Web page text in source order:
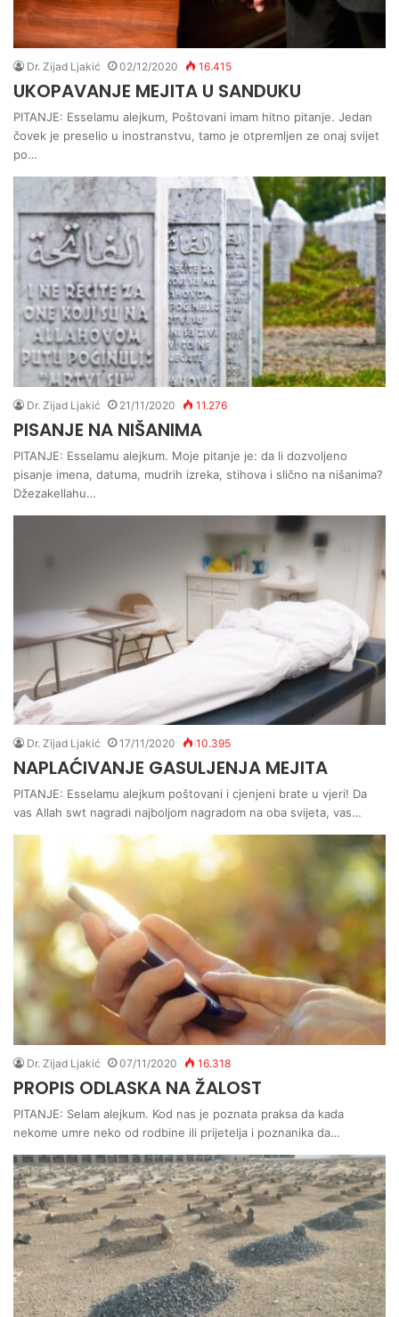
Dr. Zijad Ljakić 02/12/2020 16.415
UKOPAVANJE MEJITA U SANDUKU
PITANJE: Esselamu alejkum, Poštovani imam hitno pitanje. Jedan
čovek je preselio u inostranstvu, tamo je otpremljen ze onaj svijet
po…
Dr. Zijad Ljakić 21/11/2020 11.276
PISANJE NA NIŠANIMA
PITANJE: Esselamu alejkum. Moje pitanje je: da li dozvoljeno
pisanje imena, datuma, mudrih izreka, stihova i slično na nišanima?
Džezakellahu…
Dr. Zijad Ljakić 17/11/2020 10.395
NAPLAĆIVANJE GASULJENJA MEJITA
PITANJE: Esselamu alejkum poštovani i cjenjeni brate u vjeri! Da
vas Allah swt nagradi najboljom nagradom na oba svijeta, vas…
Dr. Zijad Ljakić 07/11/2020 16.318
PROPIS ODLASKA NA ŽALOST
PITANJE: Selam alejkum. Kod nas je poznata praksa da kada
nekome umre neko od rodbine ili prijetelja i poznanika da…